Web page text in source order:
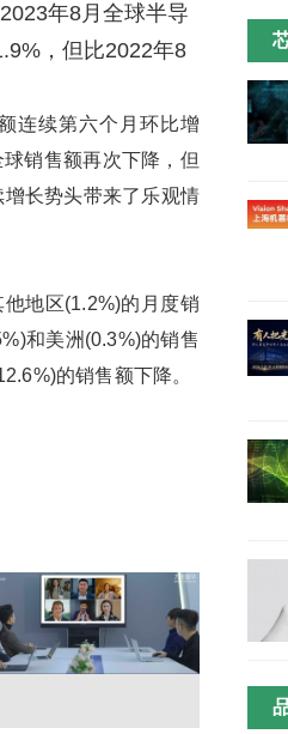
年8月全球半导
，但比2022年8
连续第六个月环比增
销售额再次下降，但
长势头带来了乐观情
地区(1.2%)的月度销
和美洲(0.3%)的销售
的销售额下降。